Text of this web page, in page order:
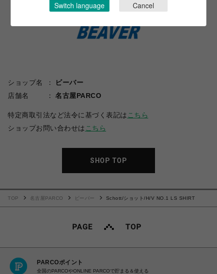
ショップ名
ビーバー
店舗名
名古屋PARCO
特定商取引法など法令に基づく表記は こちら
ショップお問い合わせは こちら
SHOP TOP
TOP 名古屋PARCO ビーバー Schott/ショット/H/V NO.1 LS SHIRT
PARCOポイント
全国のPARCOやONLINE PARCOで貯まる＆使える
Switch language Cancel